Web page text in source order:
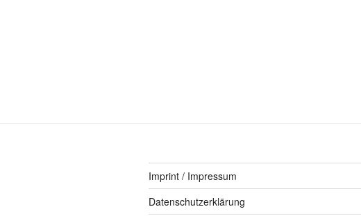
Imprint / Impressum
Datenschutzerklärung